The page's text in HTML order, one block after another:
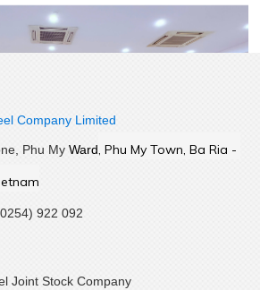
mới – Chi bộ Kỹ Thuật – Chất Lượng
Company Limited
Phu My Ward Phu My Town, Ba Ria -
922 092
Joint Stock Company